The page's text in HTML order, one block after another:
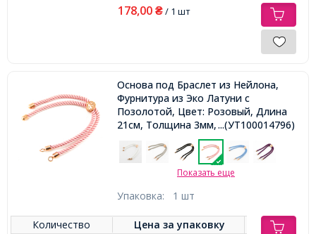
178,00 ₴/ 1 шт
Основа под Браслет из Нейлона,
Фурнитура из Эко Латуни с
Позолотой, Цвет: Розовый, Длина
21см, Толщина 3мм, Отв 2.5мм,
...(УТ100014796)
Показать еще
Упаковка: 1 шт
Количество Цена заупаковку